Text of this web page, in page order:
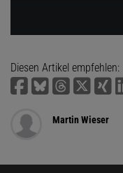
Diesen Artikel empfehlen:
Martin Wieser